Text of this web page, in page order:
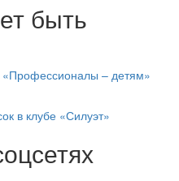
быть
– детям»
в клубе «Силуэт»